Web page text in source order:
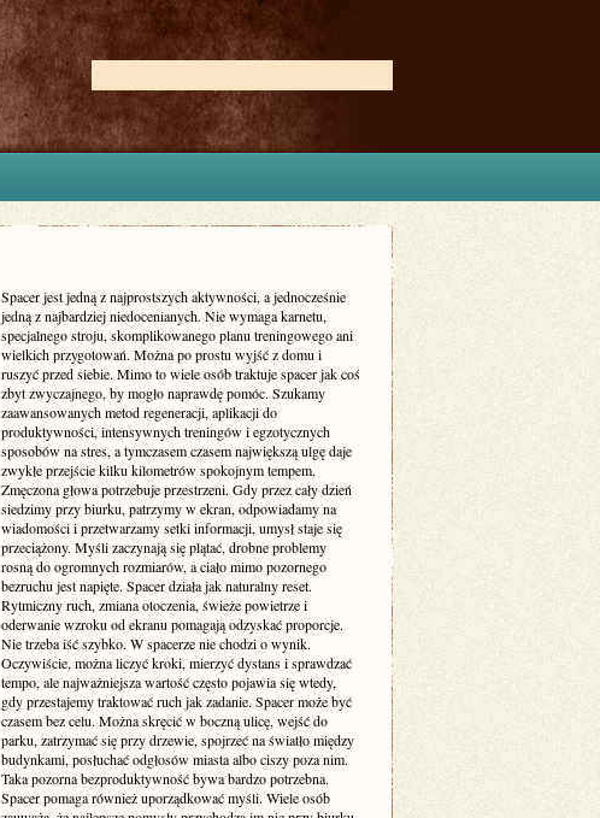
Spacer jest jedną z najprostszych aktywności, a jednocześnie
jedną z najbardziej niedocenianych. Nie wymaga karnetu,
specjalnego stroju, skomplikowanego planu treningowego ani
wielkich przygotowań. Można po prostu wyjść z domu i
ruszyć przed siebie. Mimo to wiele osób traktuje spacer jak coś
zbyt zwyczajnego, by mogło naprawdę pomóc. Szukamy
zaawansowanych metod regeneracji, aplikacji do
produktywności, intensywnych treningów i egzotycznych
sposobów na stres, a tymczasem czasem największą ulgę daje
zwykłe przejście kilku kilometrów spokojnym tempem.
Zmęczona głowa potrzebuje przestrzeni. Gdy przez cały dzień
siedzimy przy biurku, patrzymy w ekran, odpowiadamy na
wiadomości i przetwarzamy setki informacji, umysł staje się
przeciążony. Myśli zaczynają się plątać, drobne problemy
rosną do ogromnych rozmiarów, a ciało mimo pozornego
bezruchu jest napięte. Spacer działa jak naturalny reset.
Rytmiczny ruch, zmiana otoczenia, świeże powietrze i
oderwanie wzroku od ekranu pomagają odzyskać proporcje.
Nie trzeba iść szybko. W spacerze nie chodzi o wynik.
Oczywiście, można liczyć kroki, mierzyć dystans i sprawdzać
tempo, ale najważniejsza wartość często pojawia się wtedy,
gdy przestajemy traktować ruch jak zadanie. Spacer może być
czasem bez celu. Można skręcić w boczną ulicę, wejść do
parku, zatrzymać się przy drzewie, spojrzeć na światło między
budynkami, posłuchać odgłosów miasta albo ciszy poza nim.
Taka pozorna bezproduktywność bywa bardzo potrzebna.
Spacer pomaga również uporządkować myśli. Wiele osób